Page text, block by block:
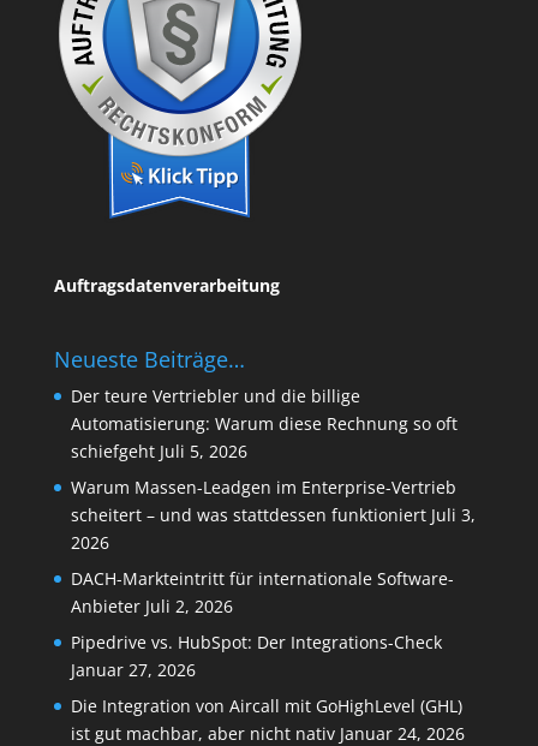
Auftragsdatenverarbeitung
Neueste Beiträge…
Der teure Vertriebler und die billige
Automatisierung: Warum diese Rechnung so oft
schiefgeht Juli 5, 2026
Warum Massen-Leadgen im Enterprise-Vertrieb
scheitert – und was stattdessen funktioniert Juli 3,
2026
DACH-Markteintritt für internationale Software-
Anbieter Juli 2, 2026
Pipedrive vs. HubSpot: Der Integrations-Check
Januar 27, 2026
Die Integration von Aircall mit GoHighLevel (GHL)
ist gut machbar, aber nicht nativ Januar 24, 2026